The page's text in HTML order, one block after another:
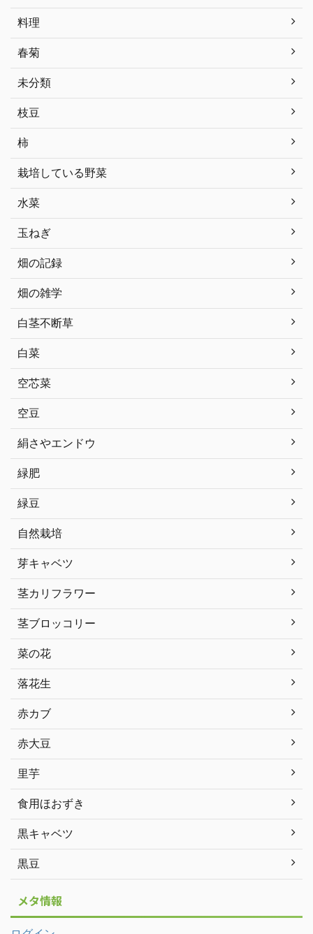
料理
春菊
未分類
枝豆
柿
栽培している野菜
水菜
玉ねぎ
畑の記録
畑の雑学
白茎不断草
白菜
空芯菜
空豆
絹さやエンドウ
緑肥
緑豆
自然栽培
芽キャベツ
茎カリフラワー
茎ブロッコリー
菜の花
落花生
赤カブ
赤大豆
里芋
食用ほおずき
黒キャベツ
黒豆
メタ情報